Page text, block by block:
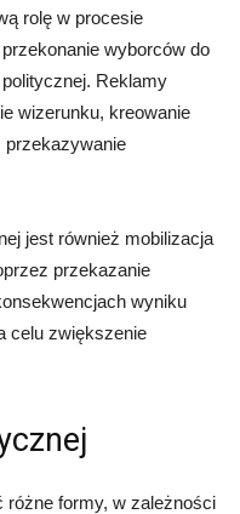
rolę w procesie
wyborców do
Reklamy
wizerunku, kreowanie
przekazywanie
jest również mobilizacja
przekazanie
wyniku
celu zwiększenie
różne formy, w zależności